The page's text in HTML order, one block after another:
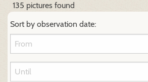
135 pictures found
Sort by observation date: